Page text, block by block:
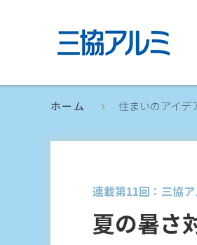
ホーム 住まいのアイデ
連載第11回：三協
夏の暑さ